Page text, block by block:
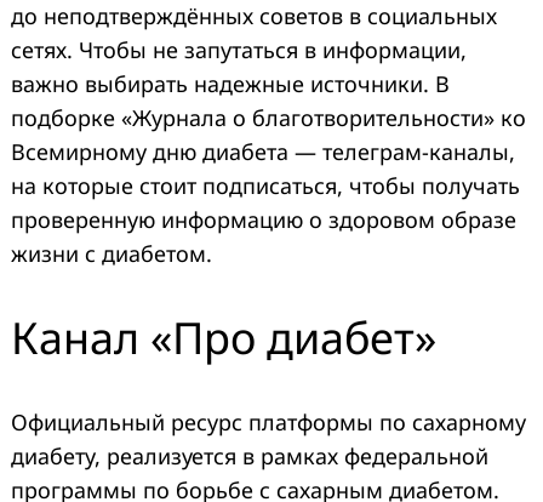
до неподтверждённых советов в социальных
сетях. Чтобы не запутаться в информации,
важно выбирать надежные источники. В
подборке «Журнала о благотворительности» ко
Всемирному дню диабета — телеграм-каналы,
на которые стоит подписаться, чтобы получать
проверенную информацию о здоровом образе
жизни с диабетом.
Канал «Про диабет»
Официальный ресурс платформы по сахарному
диабету, реализуется в рамках федеральной
программы по борьбе с сахарным диабетом.